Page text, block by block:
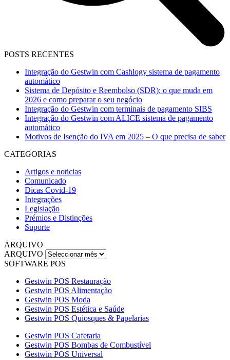
POSTS RECENTES
Integração do Gestwin com Cashlogy sistema de pagamento
automático
Sistema de Depósito e Reembolso (SDR): o que muda em
2026 e como preparar o seu negócio
Integração do Gestwin com terminais de pagamento SIBS
Integração do Gestwin com ALICE sistema de pagamento
automático
Motivos de Isenção do IVA em 2025 – O que precisa de saber
CATEGORIAS
Artigos e noticias
Comunicado
Dicas Covid-19
Integrações
Legislação
Prémios e Distinções
Suporte
ARQUIVO
ARQUIVO
SOFTWARE POS
Gestwin POS Restauração
Gestwin POS Alimentação
Gestwin POS Moda
Gestwin POS Estética e Saúde
Gestwin POS Quiosques & Papelarias
Gestwin POS Cafetaria
Gestwin POS Bombas de Combustível
Gestwin POS Universal